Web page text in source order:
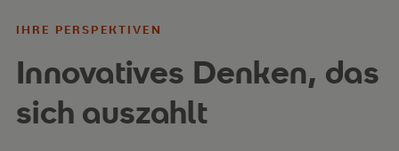
IHRE PERSPEKTIVEN
Innovatives Denken, das
sich auszahlt